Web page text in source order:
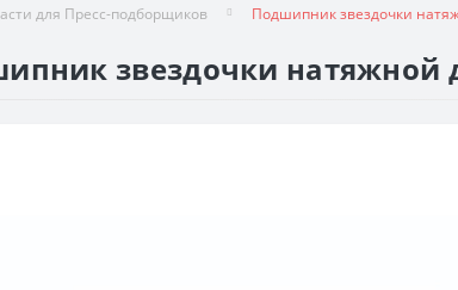
для Пресс-подборщиков Подшипник звездочки
звездочки натяжной